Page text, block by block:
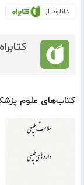
دانلود از
کتاب‌های علوم